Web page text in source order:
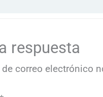
respuesta
correo electrónico